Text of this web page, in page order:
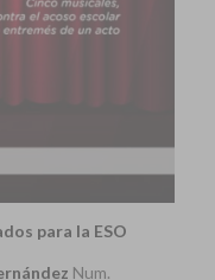
para la ESO
Num.